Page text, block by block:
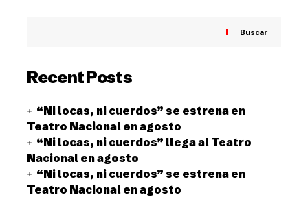
Buscar
Recent Posts
“Ni locas, ni cuerdos” se estrena en
Teatro Nacional en agosto
“Ni locas, ni cuerdos” llega al Teatro
Nacional en agosto
“Ni locas, ni cuerdos” se estrena en
Teatro Nacional en agosto